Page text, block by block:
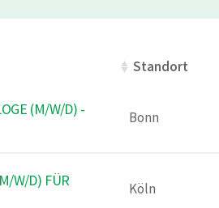
Standort
Standort
(M/W/D) -
Bonn
W/D) FÜR
Köln